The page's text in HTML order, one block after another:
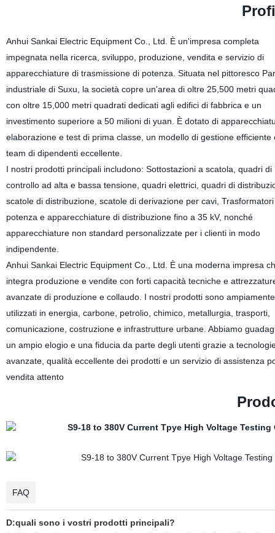
Anhui Sankai Electric Equipment Co., Ltd. È un'impresa completa
impegnata nella ricerca, sviluppo, produzione, vendita e servizio di
apparecchiature di trasmissione di potenza. Situata nel pittoresco
industriale di Suxu, la società copre un'area di oltre 25,500 metri
con oltre 15,000 metri quadrati dedicati agli edifici di fabbrica e un
investimento superiore a 50 milioni di yuan. È dotato di
elaborazione e test di prima classe, un modello di gestione efficiente
team di dipendenti eccellente.
I nostri prodotti principali includono: Sottostazioni a scatola, quadri di
controllo ad alta e bassa tensione, quadri elettrici, quadri di
scatole di distribuzione, scatole di derivazione per cavi,
potenza e apparecchiature di distribuzione fino a 35 kV, nonché
apparecchiature non standard personalizzate per i clienti in modo
indipendente.
Anhui Sankai Electric Equipment Co., Ltd. È una moderna impresa
integra produzione e vendite con forti capacità tecniche e
avanzate di produzione e collaudo. I nostri prodotti sono ampiamente
utilizzati in energia, carbone, petrolio, chimico, metallurgia, trasporti,
comunicazione, costruzione e infrastrutture urbane. Abbiamo
un ampio elogio e una fiducia da parte degli utenti grazie a
avanzate, qualità eccellente dei prodotti e un servizio di assistenza
vendita attento
FAQ
D:quali sono i vostri prodotti principali?